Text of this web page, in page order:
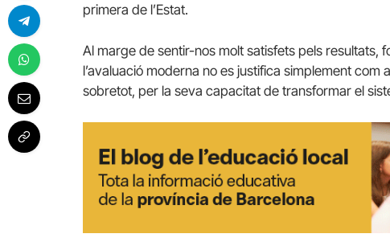
primera de l’Estat.
Al marge de sentir-nos molt satisfets pels resultats,
l’avaluació moderna no es justifica simplement com
sobretot, per la seva capacitat de transformar el